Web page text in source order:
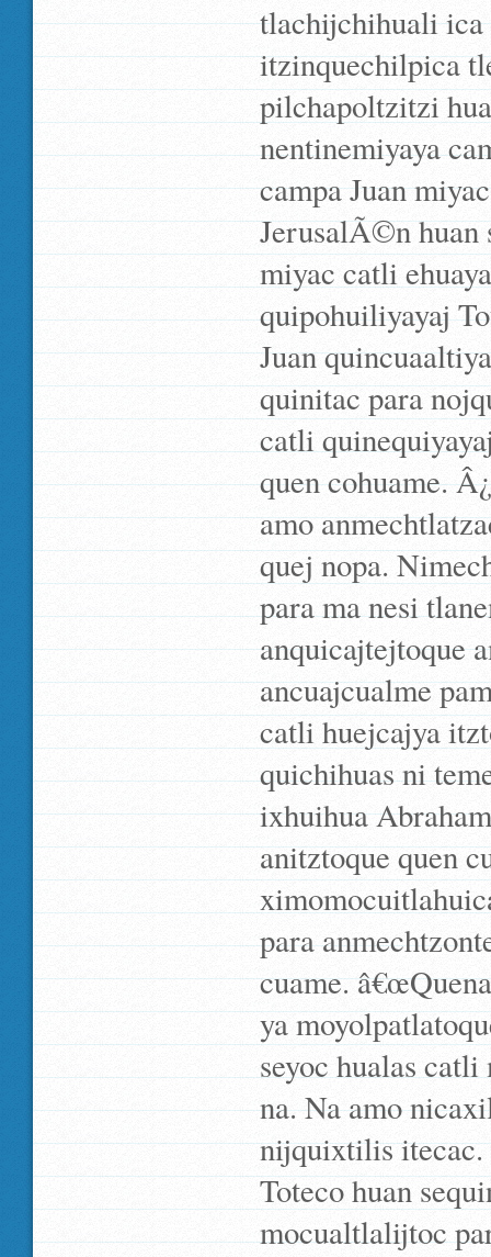
tlachijchihuali ica
itzinquechilpica
pilchapoltzitzi
nentinemiyaya
campa Juan
JerusalÃ©n huan
miyac catli
quipohuiliyayaj
Juan
quinitac para
catli
quen cohuame.
amo
quej nopa.
para ma nesi
anquicajtejtoque
ancuajcualme
catli huejcajya
quichihuas ni
ixhuihua
anitztoque quen
para
cuame.
ya
seyoc hualas
na. Na amo
nijquixtilis itecac.
Toteco huan
mocualtlalijtoc